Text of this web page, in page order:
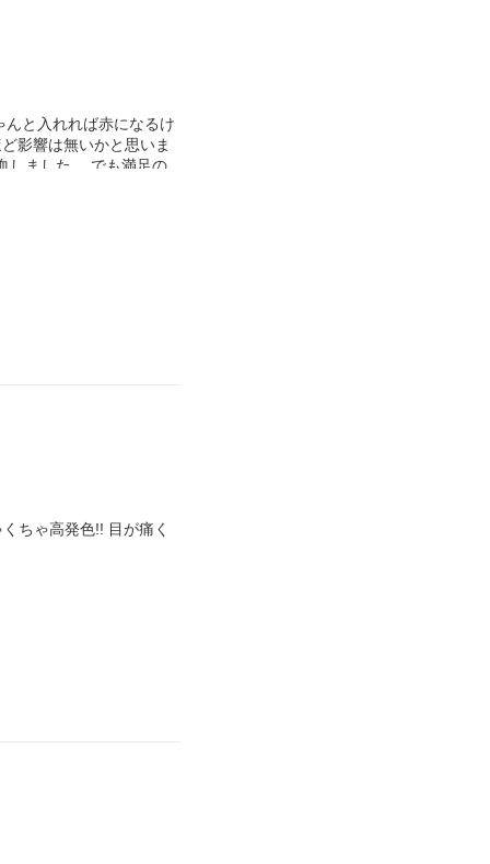
と入れれば赤になるけ
影響は無いかと思いま
しました… でも満足の
ちゃ高発色!! 目が痛く